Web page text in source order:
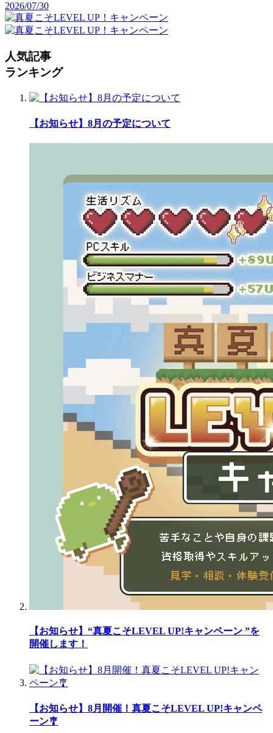
2026/07/30
人気記事
ランキング
【お知らせ】8月の予定について
【お知らせ】“真夏こそLEVEL UP!キャンペーン ”を
開催します！
【お知らせ】8月開催！真夏こそLEVEL UP!キャンペ
ーン🎐